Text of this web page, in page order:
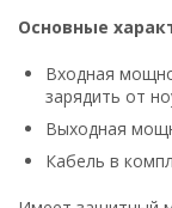
Основные
Входная
зарядить от
Выходная
Кабель в